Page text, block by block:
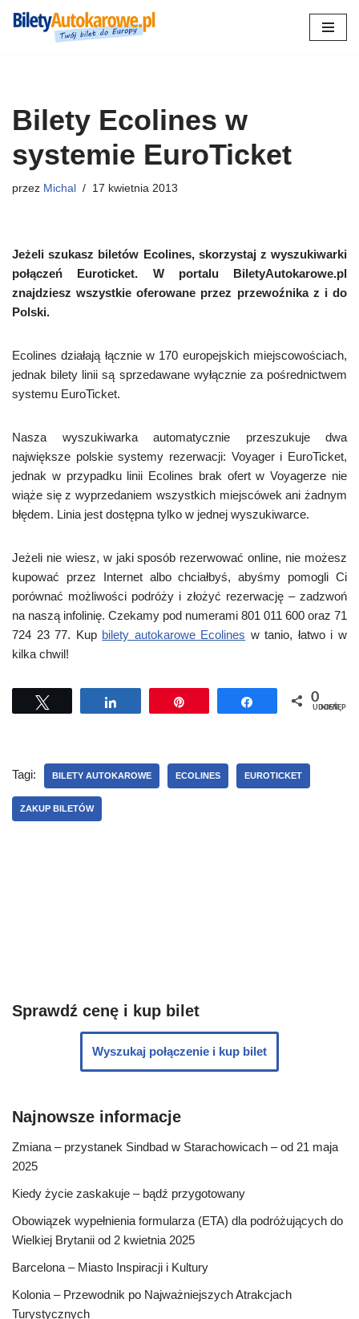
Bilety Ecolines w
systemie EuroTicket
przez Michal 17 kwietnia 2013
Jeżeli szukasz biletów Ecolines, skorzystaj z wyszukiwarki
połączeń Euroticket. W portalu BiletyAutokarowe.pl
znajdziesz wszystkie oferowane przez przewoźnika z i do
Polski.
Ecolines działają łącznie w 170 europejskich miejscowościach,
jednak bilety linii są sprzedawane wyłącznie za pośrednictwem
systemu EuroTicket.
Nasza wyszukiwarka automatycznie przeszukuje dwa
największe polskie systemy rezerwacji: Voyager i EuroTicket,
jednak w przypadku linii Ecolines brak ofert w Voyagerze nie
wiąże się z wyprzedaniem wszystkich miejscówek ani żadnym
błędem. Linia jest dostępna tylko w jednej wyszukiwarce.
Jeżeli nie wiesz, w jaki sposób rezerwować online, nie możesz
kupować przez Internet albo chciałbyś, abyśmy pomogli Ci
porównać możliwości podróży i złożyć rezerwację – zadzwoń
na naszą infolinię. Czekamy pod numerami 801 011 600 oraz 71
724 23 77. Kup bilety autokarowe Ecolines w tanio, łatwo i w
kilka chwil!
Udostępnij Udostępnij
0
UDOSTĘPNIEŃ
Tagi: BILETY AUTOKAROWE ECOLINES EUROTICKET
ZAKUP BILETÓW
Sprawdź cenę i kup bilet
Wyszukaj połączenie i kup bilet
Najnowsze informacje
Zmiana – przystanek Sindbad w Starachowicach – od 21 maja
2025
Kiedy życie zaskakuje – bądź przygotowany
Obowiązek wypełnienia formularza (ETA) dla podróżujących do
Wielkiej Brytanii od 2 kwietnia 2025
Barcelona – Miasto Inspiracji i Kultury
Kolonia – Przewodnik po Najważniejszych Atrakcjach
Turystycznych